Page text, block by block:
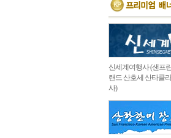
신세계여행사 (샌프
랜드 산호세 산타클
사)